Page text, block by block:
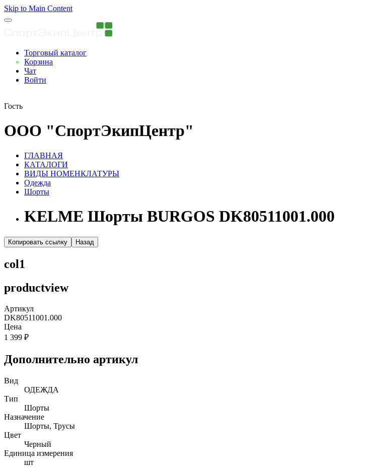
Skip to Main Content
Торговый каталог
Корзина
Чат
Войти
Гость
ООО "СпортЭкипЦентр"
ГЛАВНАЯ
КАТАЛОГИ
ВИДЫ НОМЕНКЛАТУРЫ
Одежда
Шорты
KELME Шорты BURGOS DK80511001.000
Копировать ссылку Назад
col1
productview
Артикул
DK80511001.000
Цена
1 399 ₽
Дополнительно артикул
Вид
ОДЕЖДА
Тип
Шорты
Назначение
Шорты, Трусы
Цвет
Черный
Единица измерения
шт